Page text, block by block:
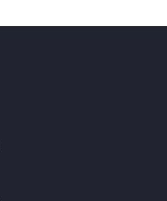
構化與非
往往不知
用，甚至